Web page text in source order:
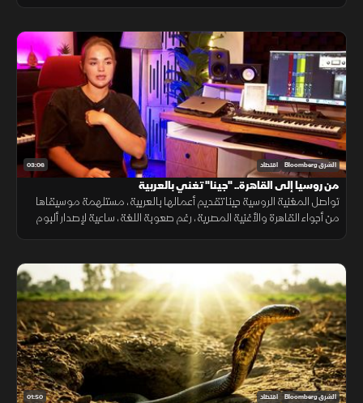
03:06 الشرق Bloomberg اقتصاد
من روسيا إلى القاهرة.. "جينا" تغني بالعربية
تواصل المغنية الروسية جينا تقديم أعمالها بالعربية، مستلهمة موسيقاها
من أجواء القاهرة والأغنية المصرية، رغم صعوبة اللغة، ساعية لإصدار ألبوم
01:50 الشرق Bloomberg اقتصاد